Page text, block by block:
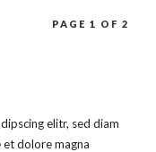
PAGE 1 OF 2
elitr, sed diam
dolore magna